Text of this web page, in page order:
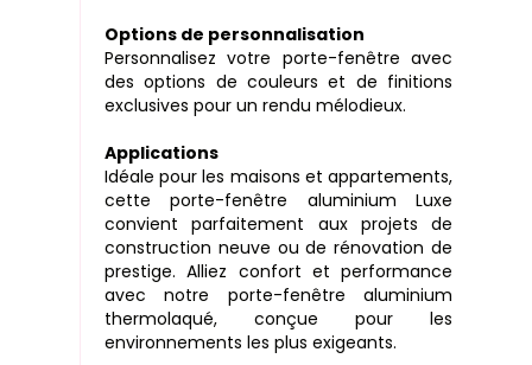
Options de personnalisation
Personnalisez votre porte-fenêtre avec
des options de couleurs et de finitions
exclusives pour un rendu mélodieux.
Applications
Idéale pour les maisons et appartements,
cette porte-fenêtre aluminium Luxe
convient parfaitement aux projets de
construction neuve ou de rénovation de
prestige. Alliez confort et performance
avec notre porte-fenêtre aluminium
thermolaqué, conçue pour les
environnements les plus exigeants.